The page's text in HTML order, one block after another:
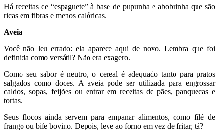
Há receitas de “espaguete” à base de pupunha e abobrinha que são
ricas em fibras e menos calóricas.
Aveia
Você não leu errado: ela aparece aqui de novo. Lembra que foi
definida como versátil? Não era exagero.
Como seu sabor é neutro, o cereal é adequado tanto para pratos
salgados como doces. A aveia pode ser utilizada para engrossar
caldos, sopas, feijões ou entrar em receitas de pães, panquecas e
tortas.
Seus flocos ainda servem para empanar alimentos, como filé de
frango ou bife bovino. Depois, leve ao forno em vez de fritar, tá?